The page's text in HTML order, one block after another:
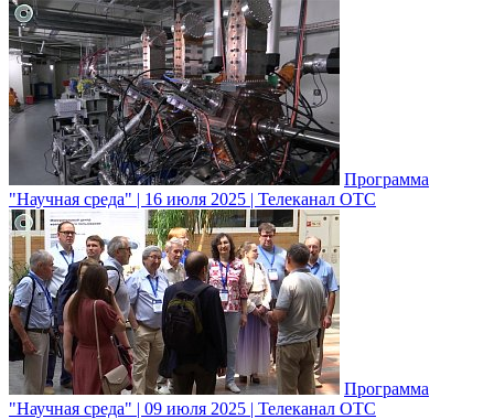
Программа
"Научная среда" | 16 июля 2025 | Телеканал ОТС
Программа
"Научная среда" | 09 июля 2025 | Телеканал ОТС